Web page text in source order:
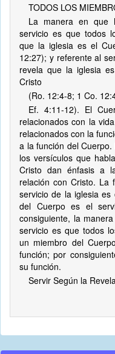
TODOS LOS
La manera en que
servicio es que todos
que la iglesia es el
12:27); y referente al
revela que la iglesia
Cristo
(Ro. 12:4-8; 1 Co.
Ef. 4:11-12). El
relacionados con la
relacionados con la
a la función del
los versículos que
Cristo dan énfasis a
relación con Cristo. La
servicio de la iglesia
del Cuerpo es el
consiguiente, la
servicio es que todos
un miembro del
función; por
su función.
Servir Según la